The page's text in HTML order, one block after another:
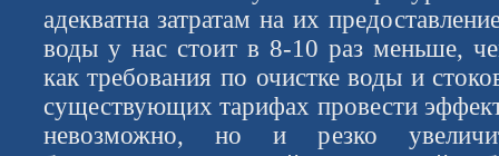
адекватна затратам на их
воды у нас стоит в 8-10 раз меньше,
как требования по очистке воды и
существующих тарифах провести
невозможно, но и резко